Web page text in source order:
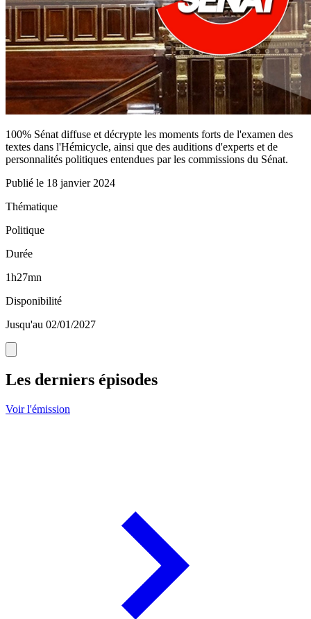
100% Sénat diffuse et décrypte les moments forts de l'examen des
textes dans l'Hémicycle, ainsi que des auditions d'experts et de
personnalités politiques entendues par les commissions du Sénat.
Publié le 18 janvier 2024
Thématique
Politique
Durée
1h27mn
Disponibilité
Jusqu'au 02/01/2027
Les derniers épisodes
Voir l'émission